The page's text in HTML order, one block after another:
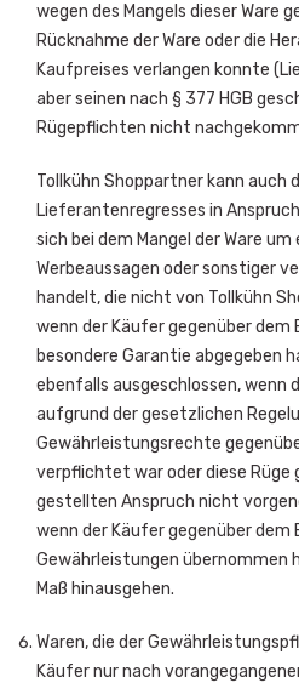
wegen des Mangels dieser Ware
Rücknahme der Ware oder die
Kaufpreises verlangen konnte
aber seinen nach § 377 HGB
Rügepflichten nicht
Tollkühn Shoppartner kann auch
Lieferantenregresses in
sich bei dem Mangel der Ware
Werbeaussagen oder sonstiger
handelt, die nicht von Tollkühn
wenn der Käufer gegenüber dem
besondere Garantie abgegeben
ebenfalls ausgeschlossen, wenn
aufgrund der gesetzlichen
Gewährleistungsrechte
verpflichtet war oder diese Rüge
gestellten Anspruch nicht
wenn der Käufer gegenüber dem
Gewährleistungen übernommen
Maß hinausgehen.
Waren, die der
Käufer nur nach